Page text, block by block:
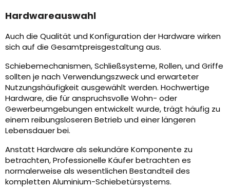
Hardwareauswahl
Auch die Qualität und Konfiguration der Hardware wirken
sich auf die Gesamtpreisgestaltung aus.
Schiebemechanismen, Schließsysteme, Rollen, und Griffe
sollten je nach Verwendungszweck und erwarteter
Nutzungshäufigkeit ausgewählt werden. Hochwertige
Hardware, die für anspruchsvolle Wohn- oder
Gewerbeumgebungen entwickelt wurde, trägt häufig zu
einem reibungsloseren Betrieb und einer längeren
Lebensdauer bei.
Anstatt Hardware als sekundäre Komponente zu
betrachten, Professionelle Käufer betrachten es
normalerweise als wesentlichen Bestandteil des
kompletten Aluminium-Schiebetürsystems.